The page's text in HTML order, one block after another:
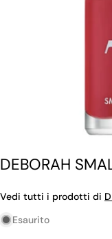
DEBORAH
Vedi tutti i prodotti di
Esaurito